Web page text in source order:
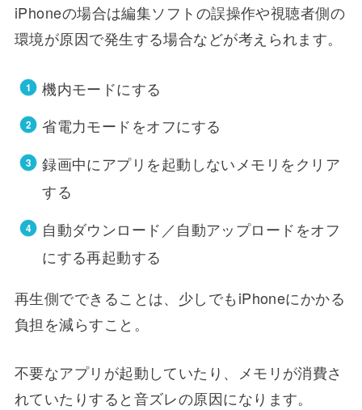
iPhoneの場合は編集ソフトの誤操作や視聴者側の
環境が原因で発生する場合などが考えられます。
機内モードにする
省電力モードをオフにする
録画中にアプリを起動しないメモリをクリア
する
自動ダウンロード／自動アップロードをオフ
にする再起動する
再生側でできることは、少しでもiPhoneにかかる
負担を減らすこと。
不要なアプリが起動していたり、メモリが消費さ
れていたりすると音ズレの原因になります。